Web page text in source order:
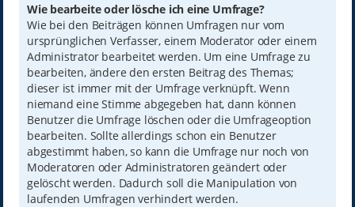
Wie bearbeite oder lösche ich eine Umfrage?
Wie bei den Beiträgen können Umfragen nur vom
ursprünglichen Verfasser, einem Moderator oder einem
Administrator bearbeitet werden. Um eine Umfrage zu
bearbeiten, ändere den ersten Beitrag des Themas;
dieser ist immer mit der Umfrage verknüpft. Wenn
niemand eine Stimme abgegeben hat, dann können
Benutzer die Umfrage löschen oder die Umfrageoption
bearbeiten. Sollte allerdings schon ein Benutzer
abgestimmt haben, so kann die Umfrage nur noch von
Moderatoren oder Administratoren geändert oder
gelöscht werden. Dadurch soll die Manipulation von
laufenden Umfragen verhindert werden.